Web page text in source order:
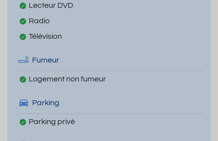
Lecteur DVD
Radio
Télévision
Fumeur
Logement non fumeur
Parking
Parking privé